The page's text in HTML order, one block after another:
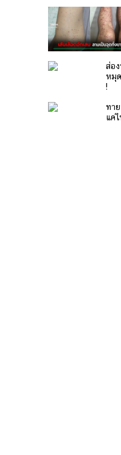
ส่อ
หมุ
!
ทา
แค่